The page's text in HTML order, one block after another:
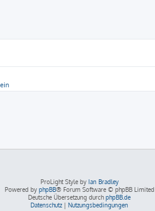
ProLight Style by Ian Bradley
Powered by phpBB® Forum Software © phpBB Limited
Deutsche Übersetzung durch phpBB.de
Datenschutz | Nutzungsbedingungen